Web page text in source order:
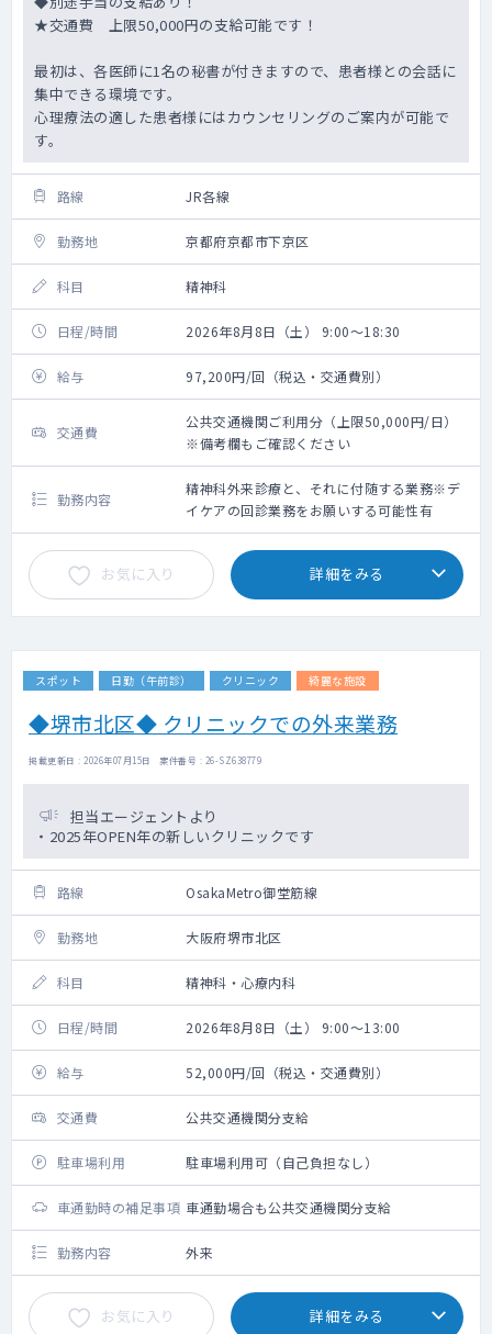
★交通費 上限50,000円の支給可能です！
最初は、各医師に1名の秘書が付きますので、患者様との会話に
集中できる環境です。
心理療法の適した患者様にはカウンセリングのご案内が可能で
す。
路線 JR各線
勤務地 京都府京都市下京区
科目 精神科
日程/時間 2026年8月8日（土） 9:00～18:30
給与 97,200円/回（税込・交通費別）
交通費
公共交通機関ご利用分（上限50,000円/日）
※備考欄もご確認ください
勤務内容
精神科外来診療と、それに付随する業務※デ
イケアの回診業務をお願いする可能性有
お気に入り 詳細をみる
スポット 日勤（午前診） クリニック 綺麗な施設
◆堺市北区◆ クリニックでの外来業務
掲載更新日 : 2026年07月15日 案件番号 : 26-SZ638779
担当エージェントより
・2025年OPEN年の新しいクリニックです
路線 OsakaMetro御堂筋線
勤務地 大阪府堺市北区
科目 精神科・心療内科
日程/時間 2026年8月8日（土） 9:00～13:00
給与 52,000円/回（税込・交通費別）
交通費 公共交通機関分支給
駐車場利用 駐車場利用可（自己負担なし）
車通勤時の補足事項 車通勤場合も公共交通機関分支給
勤務内容 外来
お気に入り 詳細をみる